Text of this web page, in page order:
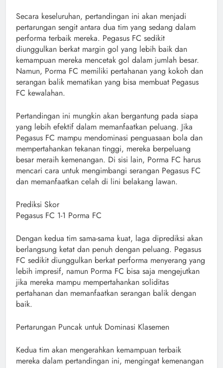
Secara keseluruhan, pertandingan ini akan menjadi
pertarungan sengit antara dua tim yang sedang dalam
performa terbaik mereka. Pegasus FC sedikit
diunggulkan berkat margin gol yang lebih baik dan
kemampuan mereka mencetak gol dalam jumlah besar.
Namun, Porma FC memiliki pertahanan yang kokoh dan
serangan balik mematikan yang bisa membuat Pegasus
FC kewalahan.
Pertandingan ini mungkin akan bergantung pada siapa
yang lebih efektif dalam memanfaatkan peluang. Jika
Pegasus FC mampu mendominasi penguasaan bola dan
mempertahankan tekanan tinggi, mereka berpeluang
besar meraih kemenangan. Di sisi lain, Porma FC harus
mencari cara untuk mengimbangi serangan Pegasus FC
dan memanfaatkan celah di lini belakang lawan.
Prediksi Skor
Pegasus FC 1-1 Porma FC
Dengan kedua tim sama-sama kuat, laga diprediksi akan
berlangsung ketat dan penuh dengan peluang. Pegasus
FC sedikit diunggulkan berkat performa menyerang yang
lebih impresif, namun Porma FC bisa saja mengejutkan
jika mereka mampu mempertahankan soliditas
pertahanan dan memanfaatkan serangan balik dengan
baik.
Pertarungan Puncak untuk Dominasi Klasemen
Kedua tim akan mengerahkan kemampuan terbaik
mereka dalam pertandingan ini, mengingat kemenangan